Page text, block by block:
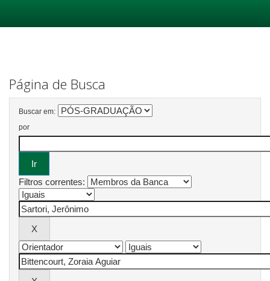
Página de Busca
Buscar em:
por
Filtros correntes: